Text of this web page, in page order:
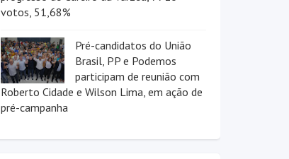
votos, 51,68%
Pré-candidatos do União
Brasil, PP e Podemos
participam de reunião com
Roberto Cidade e Wilson Lima, em ação de
pré-campanha